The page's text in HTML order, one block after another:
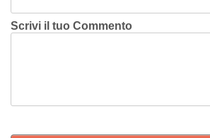
Scrivi il tuo Commento